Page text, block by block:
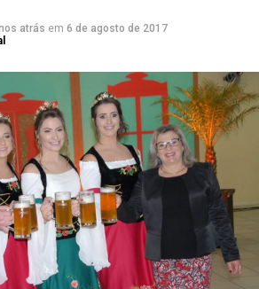
atrás em 6 de agosto de 2017